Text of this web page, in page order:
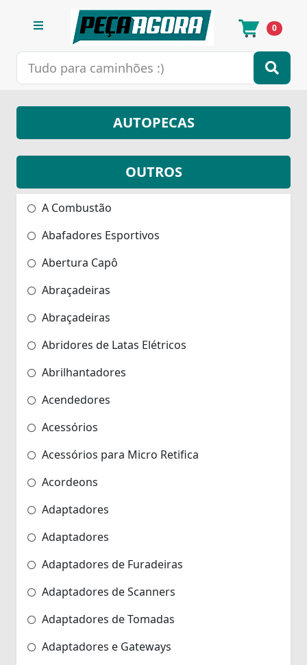
0
AUTOPECAS
OUTROS
A Combustão
Abafadores Esportivos
Abertura Capô
Abraçadeiras
Abraçadeiras
Abridores de Latas Elétricos
Abrilhantadores
Acendedores
Acessórios
Acessórios para Micro Retifica
Acordeons
Adaptadores
Adaptadores
Adaptadores de Furadeiras
Adaptadores de Scanners
Adaptadores de Tomadas
Adaptadores e Gateways